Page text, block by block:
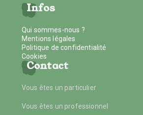
Infos
Qui sommes-nous ?
Mentions légales
Politique de confidentialité
Cookies
Contact
Vous êtes un particulier
Vous êtes un professionnel